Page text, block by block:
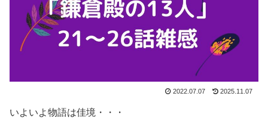
2022.07.07 2025.11.07
いよいよ物語は佳境・・・